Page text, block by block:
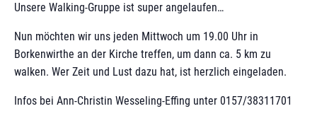
Unsere Walking-Gruppe ist super angelaufen…
Nun möchten wir uns jeden Mittwoch um 19.00 Uhr in
Borkenwirthe an der Kirche treffen, um dann ca. 5 km zu
walken. Wer Zeit und Lust dazu hat, ist herzlich eingeladen.
Infos bei Ann-Christin Wesseling-Effing unter 0157/38311701